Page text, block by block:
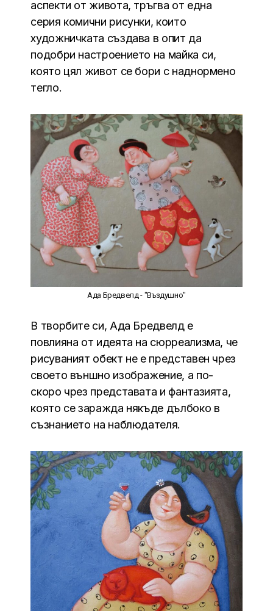
аспекти от живота, тръгва от една
серия комични рисунки, които
художничката създава в опит да
подобри настроението на майка си,
която цял живот се бори с наднормено
тегло.
Ада Бредвелд - "Въздушно"
В творбите си, Ада Бредвелд е
повлияна от идеята на сюрреализма, че
рисуваният обект не е представен чрез
своето външно изображение, а по-
скоро чрез представата и фантазията,
която се заражда някъде дълбоко в
съзнанието на наблюдателя.